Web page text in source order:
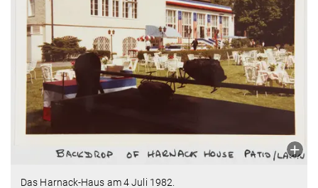
Das Harnack-Haus am 4 Juli 1982.